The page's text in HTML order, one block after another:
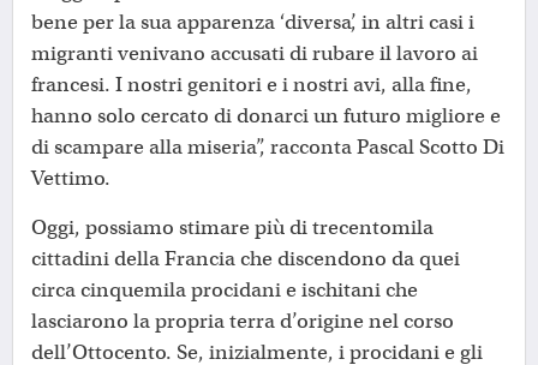
bene per la sua apparenza ‘diversa’, in altri casi i
migranti venivano accusati di rubare il lavoro ai
francesi. I nostri genitori e i nostri avi, alla fine,
hanno solo cercato di donarci un futuro migliore e
di scampare alla miseria”, racconta Pascal Scotto Di
Vettimo.
Oggi, possiamo stimare più di trecentomila
cittadini della Francia che discendono da quei
circa cinquemila procidani e ischitani che
lasciarono la propria terra d’origine nel corso
dell’Ottocento. Se, inizialmente, i procidani e gli